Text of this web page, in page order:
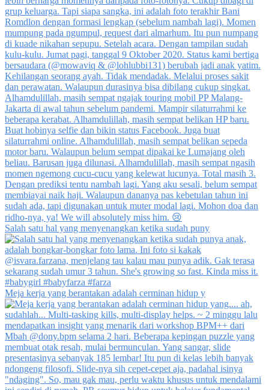
Salah satu hal yang menyenangkan ketika sudah puny
Meja kerja yang berantakan adalah cerminan hidup y